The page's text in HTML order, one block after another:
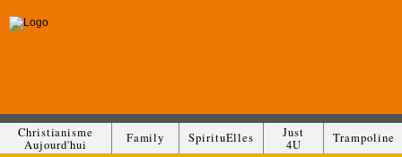
Christianisme
Aujourd'hui
Family SpirituElles
Just
4U
Trampoline